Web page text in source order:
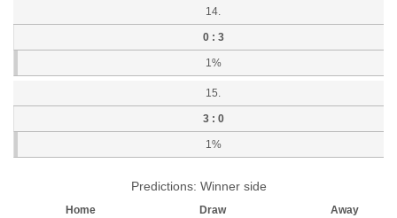
14.
0 : 3
1%
15.
3 : 0
1%
Predictions: Winner side
Home Draw
Away